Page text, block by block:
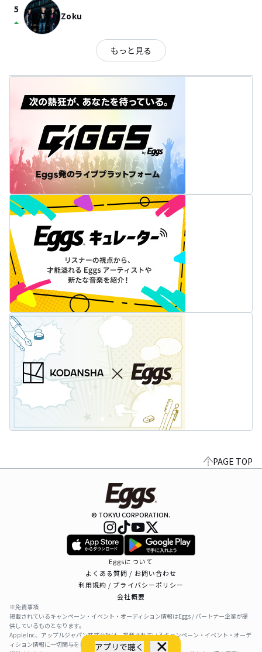
アプリで聴く
5
arrow_drop_up Zoku
もっと見る
PAGE TOP
© TOKYU CORPORATION.
Eggsについて
よくある質問 / お問い合わせ
利用規約 / プライバシーポリシー
会社概要
※免責事項
掲載されているキャンペーン・イベント・オーディション情報はEggs / パートナー企業が提
供しているものとなります。
Apple Inc、アップルジャパン株式会社は、掲載されているキャンペーン・イベント・オーデ
ィション情報に一切関与をしておりません。